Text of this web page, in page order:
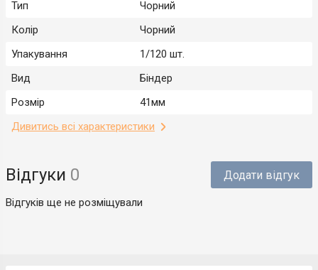
Тип
Чорний
Колір
Чорний
Упакування
1/120 шт.
Вид
Біндер
Розмір
41мм
Дивитись всі характеристики
Відгуки 0 Додати відгук
Відгуків ще не розміщували